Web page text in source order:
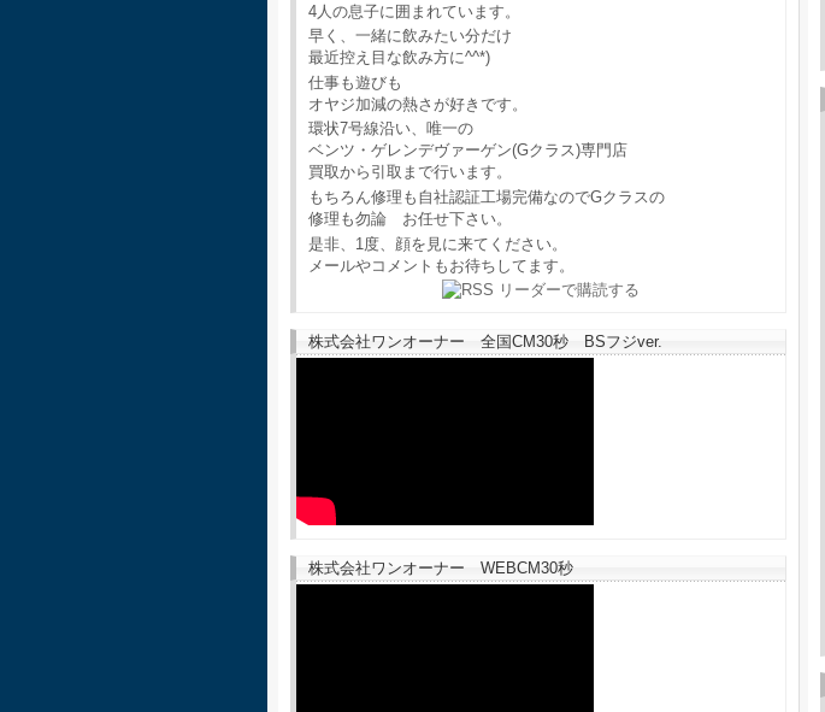
4人の息子に囲まれています。
早く、一緒に飲みたい分だけ
最近控え目な飲み方に^^*)
仕事も遊びも
オヤジ加減の熱さが好きです。
環状7号線沿い、唯一の
ベンツ・ゲレンデヴァーゲン(Gクラス)専門店
買取から引取まで行います。
もちろん修理も自社認証工場完備なのでGクラスの
修理も勿論 お任せ下さい。
是非、1度、顔を見に来てください。
メールやコメントもお待ちしてます。
株式会社ワンオーナー 全国CM30秒 BSフジver.
株式会社ワンオーナー WEBCM30秒